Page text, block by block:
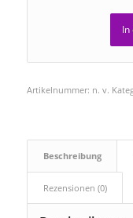
In
Artikelnummer: n. v.
Beschreibung
Rezensionen (0)